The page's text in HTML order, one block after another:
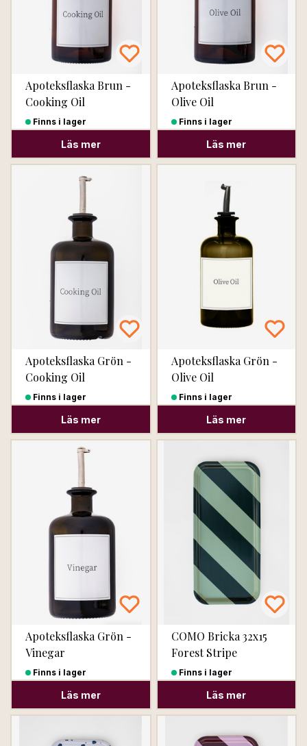
Apoteksflaska Brun -
Cooking Oil
Finns i lager
Läs mer
Apoteksflaska Brun -
Olive Oil
Finns i lager
Läs mer
Apoteksflaska Grön -
Cooking Oil
Finns i lager
Läs mer
Apoteksflaska Grön -
Olive Oil
Finns i lager
Läs mer
Apoteksflaska Grön -
Vinegar
Finns i lager
Läs mer
COMO Bricka 32x15
Forest Stripe
Finns i lager
Läs mer